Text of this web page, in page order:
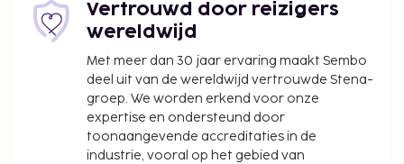
Vertrouwd door reizigers
wereldwijd
Met meer dan 30 jaar ervaring maakt Sembo
deel uit van de wereldwijd vertrouwde Stena-
groep. We worden erkend voor onze
expertise en ondersteund door
toonaangevende accreditaties in de
industrie, vooral op het gebied van